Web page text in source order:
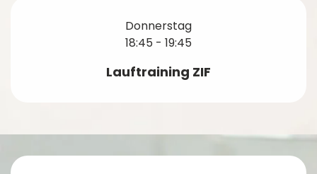
Donnerstag
18:45 - 19:45
Lauftraining ZIF